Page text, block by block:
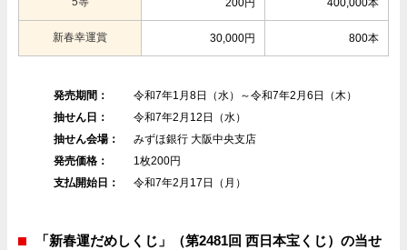
200円 400,000本
新春幸運賞 30,000円 800本
発売期間：
令和7年1月8日（水）～令和7年2月6日（木）
抽せん日：
令和7年2月12日（水）
抽せん会場：
みずほ銀行 大阪中央支店
発売価格：
1枚200円
支払開始日：
令和7年2月17日（月）
「新春運だめしくじ」（第2481回 西日本宝くじ）の当せ